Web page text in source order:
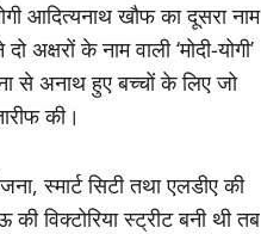
आदित्यनाथ खौफ का दूसरा नाम
के नाम वाली ‘मोदी-योगी’
से अनाथ हुए बच्चों के लिए जो
की।
स्मार्ट सिटी तथा एलडीए की
विक्टोरिया स्ट्रीट बनी थी तब